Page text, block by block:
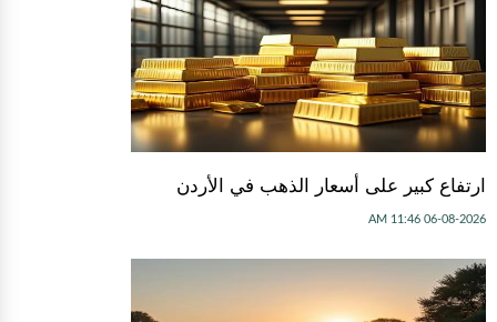
ارتفاع كبير على أسعار الذهب في الأردن
06-08-2026 11:46 AM